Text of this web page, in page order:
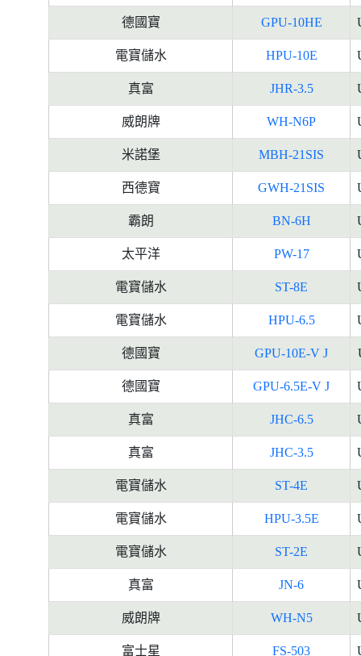
德國寶 GPU-10HE
電寶儲水 HPU-10E
真富 JHR-3.5
威朗牌 WH-N6P
米諾堡 MBH-21SIS
西德寶 GWH-21SIS
霸朗 BN-6H
太平洋 PW-17
電寶儲水 ST-8E
電寶儲水 HPU-6.5
德國寶 GPU-10E-V J
德國寶 GPU-6.5E-V J
真富 JHC-6.5
真富 JHC-3.5
電寶儲水 ST-4E
電寶儲水 HPU-3.5E
電寶儲水 ST-2E
真富 JN-6
威朗牌 WH-N5
富士星 FS-503